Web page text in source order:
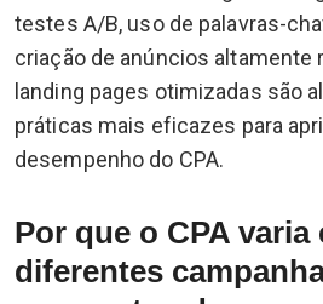
testes A/B, uso de palavras-
criação de anúncios altamente
landing pages otimizadas são
práticas mais eficazes para
desempenho do CPA.
Por que o CPA varia
diferentes